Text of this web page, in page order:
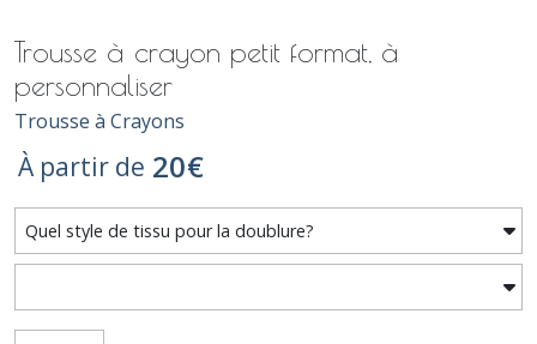
Trousse à crayon petit format, à
personnaliser
Trousse à Crayons
À partir de 20€